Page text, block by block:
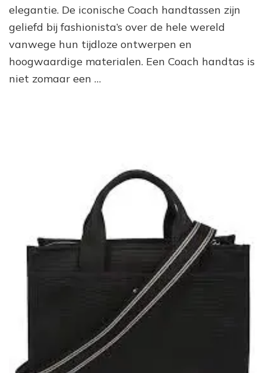
elegantie. De iconische Coach handtassen zijn
geliefd bij fashionista’s over de hele wereld
vanwege hun tijdloze ontwerpen en
hoogwaardige materialen. Een Coach handtas is
niet zomaar een …